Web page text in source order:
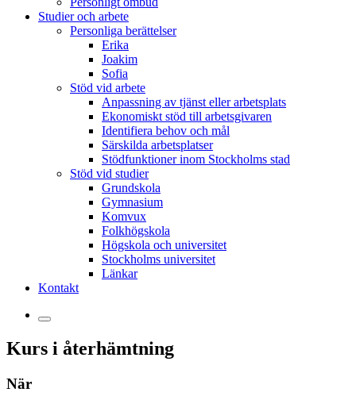
Studier och arbete
Personliga berättelser
Erika
Joakim
Sofia
Stöd vid arbete
Anpassning av tjänst eller arbetsplats
Ekonomiskt stöd till arbetsgivaren
Identifiera behov och mål
Särskilda arbetsplatser
Stödfunktioner inom Stockholms stad
Stöd vid studier
Grundskola
Gymnasium
Komvux
Folkhögskola
Högskola och universitet
Stockholms universitet
Länkar
Kontakt
Kurs i återhämtning
När